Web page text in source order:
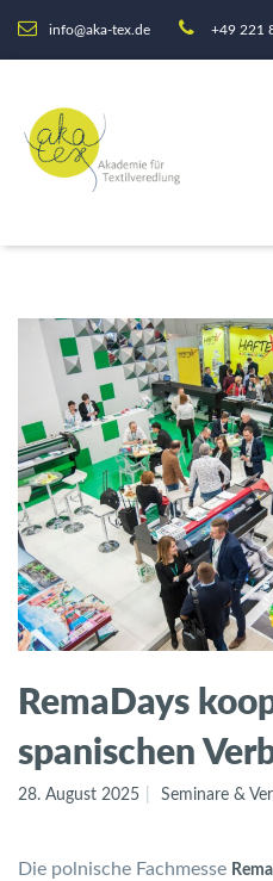
info@aka-tex.de +49 221
RemaDays
spanischen
28. August 2025 Seminare &
Die polnische Fachmesse